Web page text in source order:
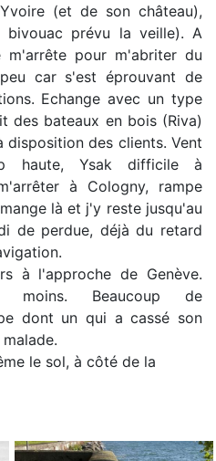
(et de son château),
bivouac prévu la veille). A
m'arrête pour m'abriter du
car s'est éprouvant de
Echange avec un type
bateaux en bois (Riva)
des clients. Vent
haute, Ysak difficile à
à Cologny, rampe
là et j'y reste jusqu'au
de perdue, déjà du retard
à l'approche de Genève.
moins. Beaucoup de
dont un qui a cassé son
le sol, à côté de la